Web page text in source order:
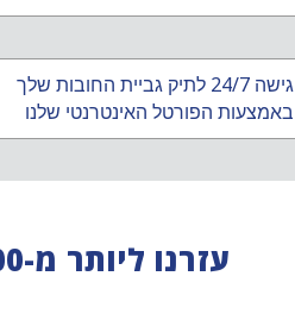
גישה 24/7 לתיק גביית החובות שלך
באמצעות הפורטל האינטרנטי שלנו
עזרנו ליותר מ-24,000 חברות ברחבי העולם! החל מחברות קטנות ועד חברות ענק